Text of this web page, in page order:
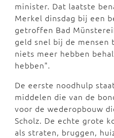
minister. Dat laatste
Merkel dinsdag bij een
getroffen Bad
geld snel bij de mensen
niets meer hebben
hebben".
De eerste noodhulp
middelen die van de
voor de wederopbouw
Scholz. De echte grote
als straten, bruggen,